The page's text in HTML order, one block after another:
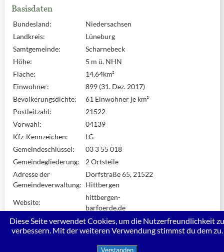
Basisdaten
Bundesland:
Niedersachsen
Landkreis:
Lüneburg
Samtgemeinde:
Scharnebeck
Höhe:
5 m ü. NHN
Fläche:
14,64km²
Einwohner:
899 (31. Dez. 2017)
Bevölkerungsdichte:
61 Einwohner je km²
Postleitzahl:
21522
Vorwahl:
04139
Kfz-Kennzeichen:
LG
Gemeindeschlüssel:
03 3 55 018
Gemeindegliederung:
2 Ortsteile
Adresse der
Gemeindeverwaltung:
Dorfstraße 65, 21522
Hittbergen
Website:
hittbergen-
barfoerde.de
Bürgermeisterin:
Petra Brosseit
Diese Seite verwendet Cookies, um die Nutzerfreundlichkeit zu
verbessern. Mit der weiteren Verwendung stimmst du dem zu.
Verstanden